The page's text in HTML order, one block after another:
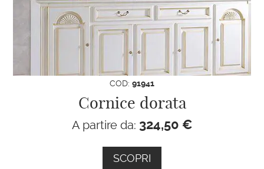
COD: 91941
Cornice dorata
A partire da: 324,50 €
SCOPRI